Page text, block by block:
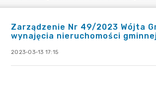
Zarządzenie Nr 49/2023 Wójta
wynajęcia nieruchomości
2023-03-13 17:15